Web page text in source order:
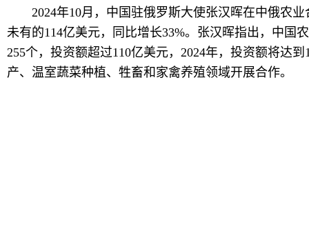
2024年10月，中国驻俄罗斯大使张汉晖在中俄农业
未有的114亿美元，同比增长33%。张汉晖指出，中国
255个，投资额超过110亿美元，2024年，投资额将达
产、温室蔬菜种植、牲畜和家禽养殖领域开展合作。